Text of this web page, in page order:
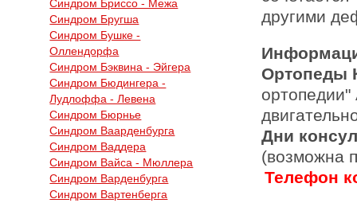
Синдром Бриссо - Межа
Синдром Бругша
Синдром Бушке -
Оллендорфа
Синдром Бэквина - Эйгера
Синдром Бюдингера -
Лудлоффа - Левена
Синдром Бюрнье
Синдром Ваарденбурга
Синдром Ваддера
Синдром Вайса - Мюллера
Синдром Варденбурга
Синдром Вартенберга
другими
Ортопеды
Дни
(возможна
Телефон